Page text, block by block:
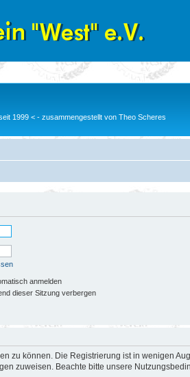
1999 < - zusammengestellt von Theo Scheres
anmelden
dieser Sitzung verbergen
zu können. Die Registrierung ist in wenigen
zuweisen. Beachte bitte unsere